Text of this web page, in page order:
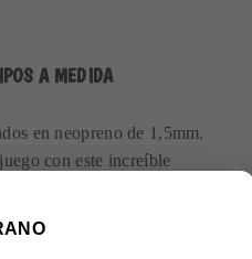
A MEDIDA
en neopreno de 1,5mm.
con este increíble